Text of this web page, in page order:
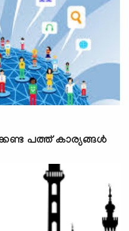
പത്ത്‌ കാര്യങ്ങള്‍